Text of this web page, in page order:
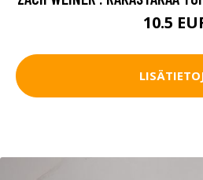
10.5